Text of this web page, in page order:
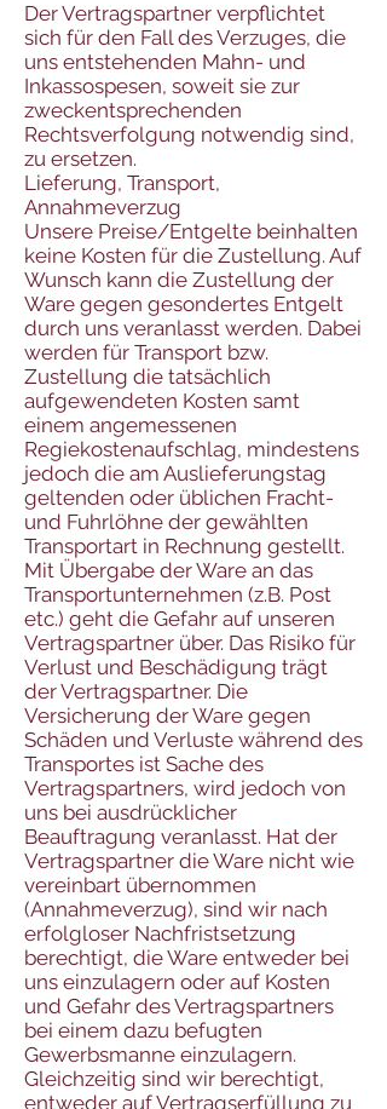
Der Vertragspartner verpflichtet
sich für den Fall des Verzuges, die
uns entstehenden Mahn- und
Inkassospesen, soweit sie zur
zweckentsprechenden
Rechtsverfolgung notwendig sind,
zu ersetzen.
Lieferung, Transport,
Annahmeverzug
Unsere Preise/Entgelte beinhalten
keine Kosten für die Zustellung. Auf
Wunsch kann die Zustellung der
Ware gegen gesondertes Entgelt
durch uns veranlasst werden. Dabei
werden für Transport bzw.
Zustellung die tatsächlich
aufgewendeten Kosten samt
einem angemessenen
Regiekostenaufschlag, mindestens
jedoch die am Auslieferungstag
geltenden oder üblichen Fracht-
und Fuhrlöhne der gewählten
Transportart in Rechnung gestellt.
Mit Übergabe der Ware an das
Transportunternehmen (z.B. Post
etc.) geht die Gefahr auf unseren
Vertragspartner über. Das Risiko für
Verlust und Beschädigung trägt
der Vertragspartner. Die
Versicherung der Ware gegen
Schäden und Verluste während des
Transportes ist Sache des
Vertragspartners, wird jedoch von
uns bei ausdrücklicher
Beauftragung veranlasst. Hat der
Vertragspartner die Ware nicht wie
vereinbart übernommen
(Annahmeverzug), sind wir nach
erfolgloser Nachfristsetzung
berechtigt, die Ware entweder bei
uns einzulagern oder auf Kosten
und Gefahr des Vertragspartners
bei einem dazu befugten
Gewerbsmanne einzulagern.
Gleichzeitig sind wir berechtigt,
entweder auf Vertragserfüllung zu